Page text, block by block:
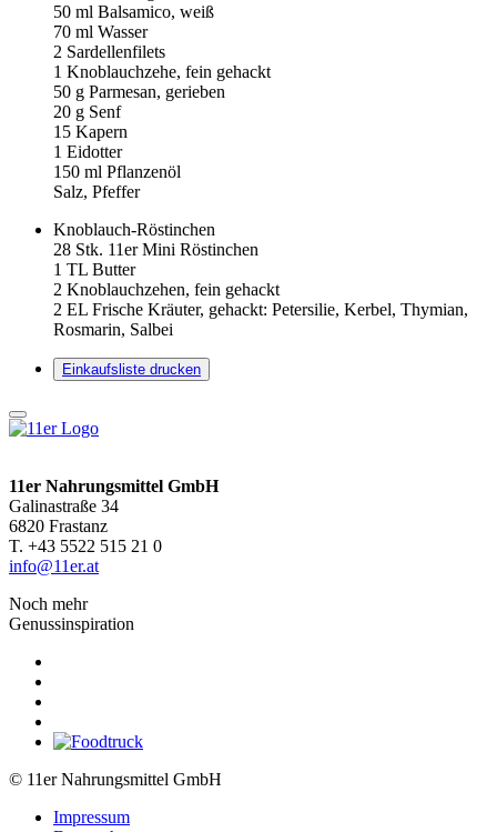
50 ml Balsamico, weiß
70 ml Wasser
2 Sardellenfilets
1 Knoblauchzehe, fein gehackt
50 g Parmesan, gerieben
20 g Senf
15 Kapern
1 Eidotter
150 ml Pflanzenöl
Salz, Pfeffer
Knoblauch-Röstinchen
28 Stk. 11er Mini Röstinchen
1 TL Butter
2 Knoblauchzehen, fein gehackt
2 EL Frische Kräuter, gehackt: Petersilie, Kerbel, Thymian,
Rosmarin, Salbei
Einkaufsliste drucken
11er Nahrungsmittel GmbH
Galinastraße 34
6820 Frastanz
T. +43 5522 515 21 0
info@11er.at
Noch mehr
Genussinspiration
© 11er Nahrungsmittel GmbH
Impressum